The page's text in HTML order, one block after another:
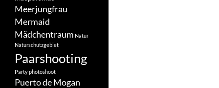
Meerjungfrau
Mermaid
Mädchentraum Natur
Naturschutzgebiet
Paarshooting
Partyphotoshoot
Puerto de Mogan